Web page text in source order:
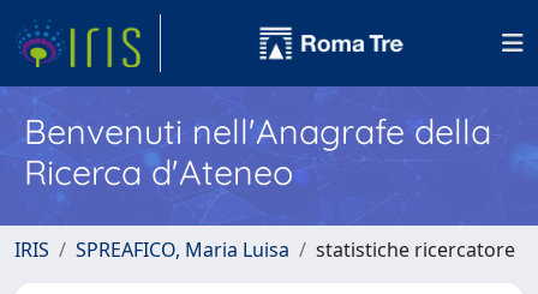
Benvenuti nell'Anagrafe della
Ricerca d'Ateneo
IRIS SPREAFICO, Maria Luisa statistiche ricercatore